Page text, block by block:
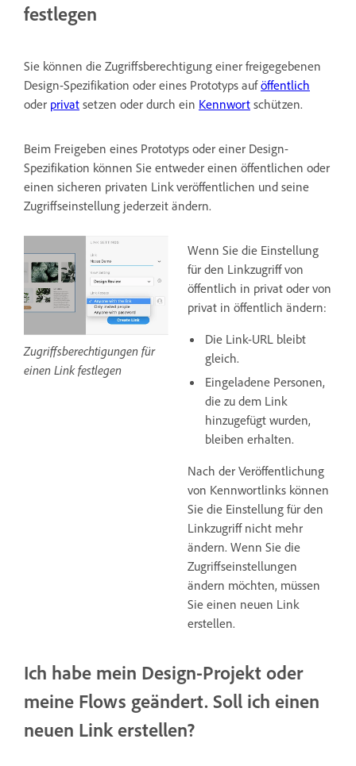
festlegen
Sie können die Zugriffsberechtigung einer freigegebenen
Design-Spezifikation oder eines Prototyps auföffentlich
oder privat setzen oder durch ein Kennwort schützen.
Beim Freigeben eines Prototyps oder einer Design-
Spezifikation können Sie entweder einen öffentlichen oder
einen sicheren privaten Link veröffentlichen und seine
Zugriffseinstellung jederzeit ändern.
Zugriffsberechtigungen für
einen Link festlegen
Wenn Sie die Einstellung
für den Linkzugriff von
öffentlich in privat oder von
privat in öffentlich ändern:
Die Link-URL bleibt
gleich.
Eingeladene Personen,
die zu dem Link
hinzugefügt wurden,
bleiben erhalten.
Nach der Veröffentlichung
von Kennwortlinks können
Sie die Einstellung für den
Linkzugriff nicht mehr
ändern. Wenn Sie die
Zugriffseinstellungen
ändern möchten, müssen
Sie einen neuen Link
erstellen.
Ich habe mein Design-Projekt oder
meine Flows geändert. Soll ich einen
neuen Link erstellen?